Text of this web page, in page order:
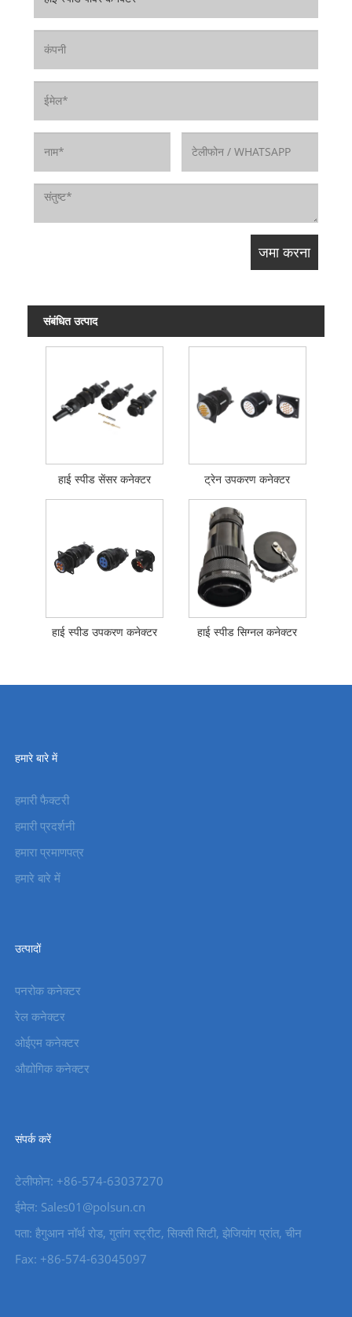
संबंधित उत्पाद
हाई स्पीड सेंसर कनेक्टर ट्रेन उपकरण कनेक्टर
हाई स्पीड उपकरण कनेक्टर हाई स्पीड सिग्नल कनेक्टर
हमारे बारे में
हमारी फैक्टरी
हमारी प्रदर्शनी
हमारा प्रमाणपत्र
हमारे बारे में
उत्पादों
पनरोक कनेक्टर
रेल कनेक्टर
ओईएम कनेक्टर
औद्योगिक कनेक्टर
संपर्क करें
टेलीफोन: +86-574-63037270
ईमेल: Sales01@polsun.cn
पता: हैगुआन नॉर्थ रोड, गुतांग स्ट्रीट, सिक्सी सिटी, झेजियांग प्रांत, चीन
Fax: +86-574-63045097